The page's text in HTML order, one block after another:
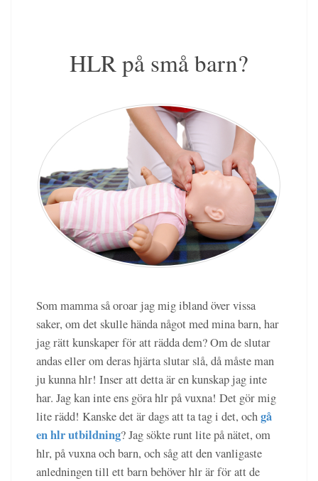
HLR på små barn?
Som mamma så oroar jag mig ibland över vissa
saker, om det skulle hända något med mina barn, har
jag rätt kunskaper för att rädda dem? Om de slutar
andas eller om deras hjärta slutar slå, då måste man
ju kunna hlr! Inser att detta är en kunskap jag inte
har. Jag kan inte ens göra hlr på vuxna! Det gör mig
lite rädd! Kanske det är dags att ta tag i det, ochgå
en hlr utbildning? Jag sökte runt lite på nätet, om
hlr, på vuxna och barn, och såg att den vanligaste
anledningen till ett barn behöver hlr är för att de